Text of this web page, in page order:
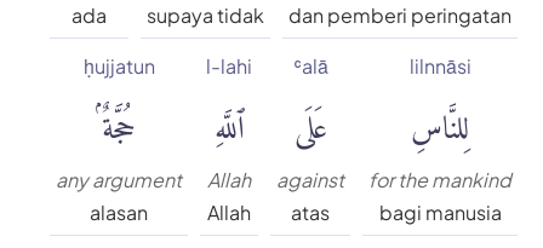
dan pemberi peringatan
supaya tidak
ada
lilnnāsi
لِلنَّاسِ
for the mankind
bagi manusia
ʿalā
عَلَى
against
atas
l-lahi
ٱللَّهِ
Allah
Allah
ḥujjatun
حُجَّةٌۢ
any argument
alasan